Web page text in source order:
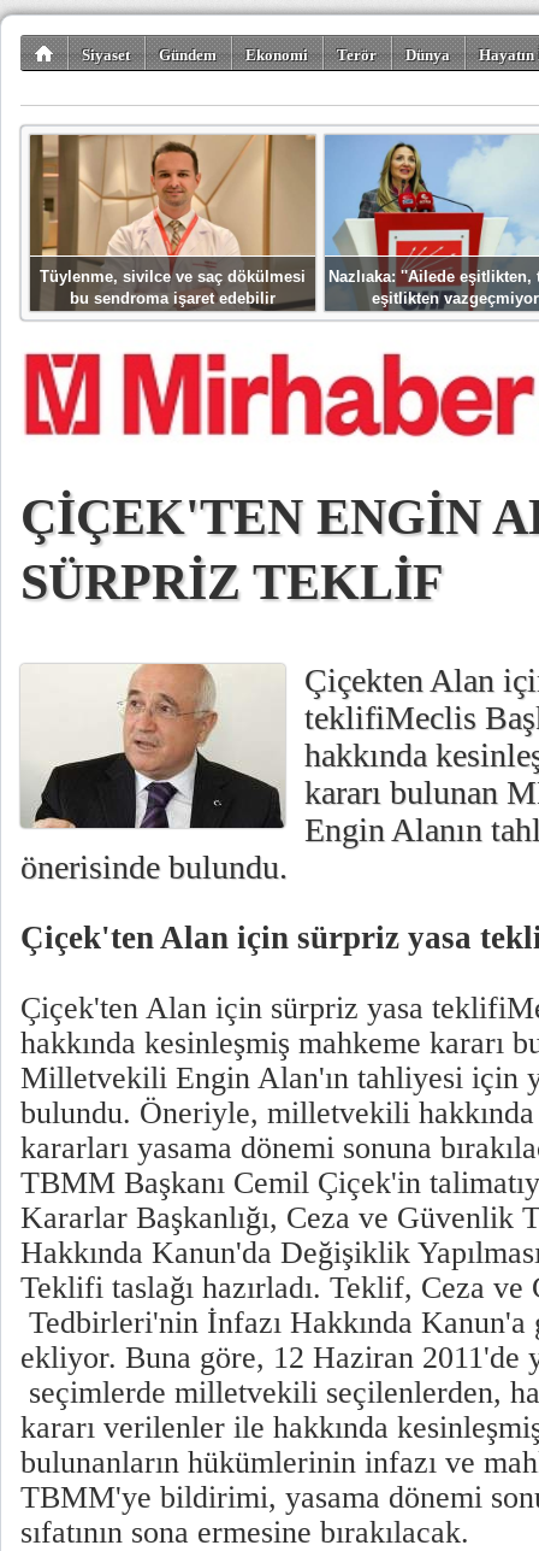
Siyaset Gündem Ekonomi Terör Dünya
Tüylenme, sivilce ve saç dökülmesi
bu sendroma işaret edebilir
Nazlıaka: ''Ailede eşitlikten,
eşitlikten
ÇİÇEK'TEN ENGİN
SÜRPRİZ TEKLİF
Çiçekten Alan
teklifiMeclis
hakkında
kararı bulunan
Engin Alanın
önerisinde bulundu.
Çiçek'ten Alan için sürpriz yasa
Çiçek'ten Alan için sürpriz yasa
hakkında kesinleşmiş mahkeme kararı
Milletvekili Engin Alan'ın tahliyesi için
bulundu. Öneriyle, milletvekili
kararları yasama dönemi sonuna
TBMM Başkanı Cemil Çiçek'in
Kararlar Başkanlığı, Ceza ve Güvenlik
Hakkında Kanun'da Değişiklik
Teklifi taslağı hazırladı. Teklif, Ceza ve
Tedbirleri'nin İnfazı Hakkında
ekliyor. Buna göre, 12 Haziran 2011'de
seçimlerde milletvekili seçilenlerden,
kararı verilenler ile hakkında
bulunanların hükümlerinin infazı ve
TBMM'ye bildirimi, yasama dönemi
sıfatının sona ermesine bırakılacak.